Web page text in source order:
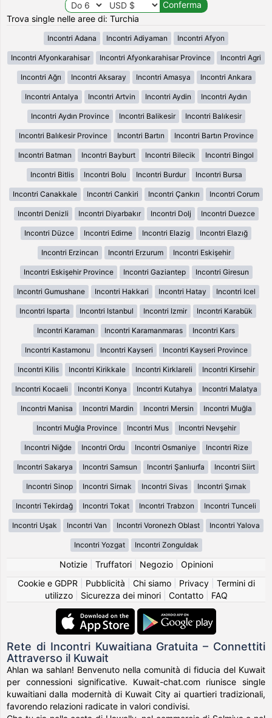
Trova single nelle aree di: Turchia
Incontri Adana Incontri Adiyaman Incontri Afyon
Incontri Afyonkarahisar Incontri Afyonkarahisar Province Incontri Agri
Incontri Ağrı Incontri Aksaray Incontri Amasya Incontri Ankara
Incontri Antalya Incontri Artvin Incontri Aydin Incontri Aydın
Incontri Aydın Province Incontri Balikesir Incontri Balıkesir
Incontri Balıkesir Province Incontri Bartın Incontri Bartın Province
Incontri Batman Incontri Bayburt Incontri Bilecik Incontri Bingol
Incontri Bitlis Incontri Bolu Incontri Burdur Incontri Bursa
Incontri Canakkale Incontri Cankiri Incontri Çankırı Incontri Corum
Incontri Denizli Incontri Diyarbakır Incontri Dolj Incontri Duezce
Incontri Düzce Incontri Edirne Incontri Elazig Incontri Elazığ
Incontri Erzincan Incontri Erzurum Incontri Eskişehir
Incontri Eskişehir Province Incontri Gaziantep Incontri Giresun
Incontri Gumushane Incontri Hakkari Incontri Hatay Incontri Icel
Incontri Isparta Incontri Istanbul Incontri Izmir Incontri Karabük
Incontri Karaman Incontri Karamanmaras Incontri Kars
Incontri Kastamonu Incontri Kayseri Incontri Kayseri Province
Incontri Kilis Incontri Kirikkale Incontri Kirklareli Incontri Kirsehir
Incontri Kocaeli Incontri Konya Incontri Kutahya Incontri Malatya
Incontri Manisa Incontri Mardin Incontri Mersin Incontri Muğla
Incontri Muğla Province Incontri Mus Incontri Nevşehir
Incontri Niğde Incontri Ordu Incontri Osmaniye Incontri Rize
Incontri Sakarya Incontri Samsun Incontri Şanlıurfa Incontri Siirt
Incontri Sinop Incontri Sirnak Incontri Sivas Incontri Şırnak
Incontri Tekirdağ Incontri Tokat Incontri Trabzon Incontri Tunceli
Incontri Uşak Incontri Van Incontri Voronezh Oblast Incontri Yalova
Incontri Yozgat Incontri Zonguldak
Notizie| Truffatori| Negozio| Opinioni
Cookie e GDPR
Pubblicità Chi siamo| Privacy| Termini di
utilizzo| Sicurezza dei minori| Contatto| FAQ
Rete di Incontri Kuwaitiana Gratuita – Connettiti
Attraverso il Kuwait
Ahlan wa sahlan! Benvenuto nella comunità di fiducia del Kuwait
per connessioni significative. Kuwait-chat.com riunisce single
kuwaitiani dalla modernità di Kuwait City ai quartieri tradizionali,
favorendo relazioni radicate in valori condivisi.